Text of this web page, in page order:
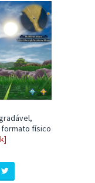
formato físico